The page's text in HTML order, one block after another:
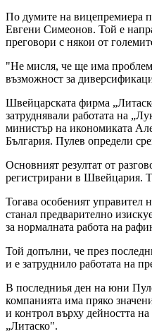
По думите на вицепремиера
Евгени Симеонов. Той е
преговори с някои от
"Не мисля, че ще има
възможност за
Швейцарската фирма
затруднявали работата на
министър на икономиката
България. Пулев определи
Основният резултат от
регистрирани в Швейцария.
Тогава особеният управител
станал предварително
за нормалната работа на
Той допълни, че през
и е затруднило работата на
В последниья ден на юни
компанията има пряко
и контрол върху дейността
„Литаско".